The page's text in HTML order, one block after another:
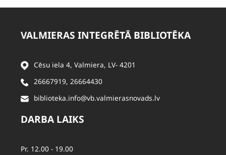
VALMIERAS INTEGRĒTĀ BIBLIOTĒKA
Cēsu iela 4, Valmiera, LV- 4201
26667919, 26664430
biblioteka.info@vb.valmierasnovads.lv
DARBA LAIKS
Pr. 12.00 - 19.00